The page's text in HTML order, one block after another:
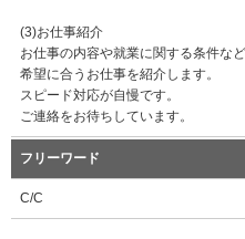
(3)お仕事紹介
お仕事の内容や就業に関する条件な
希望に合うお仕事を紹介します。
スピード対応が自慢です。
ご連絡をお待ちしています。
フリーワード
C/C